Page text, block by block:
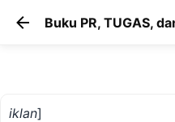
Langsung
Buku PR, TUGAS,
iklan]